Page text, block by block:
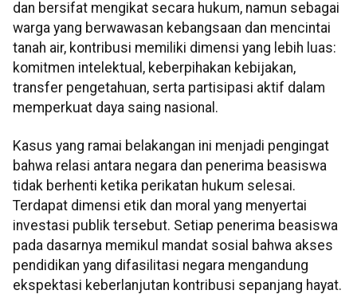
dan bersifat mengikat secara hukum, namun sebagai
warga yang berwawasan kebangsaan dan mencintai
tanah air, kontribusi memiliki dimensi yang lebih luas:
komitmen intelektual, keberpihakan kebijakan,
transfer pengetahuan, serta partisipasi aktif dalam
memperkuat daya saing nasional.
Kasus yang ramai belakangan ini menjadi pengingat
bahwa relasi antara negara dan penerima beasiswa
tidak berhenti ketika perikatan hukum selesai.
Terdapat dimensi etik dan moral yang menyertai
investasi publik tersebut. Setiap penerima beasiswa
pada dasarnya memikul mandat sosial bahwa akses
pendidikan yang difasilitasi negara mengandung
ekspektasi keberlanjutan kontribusi sepanjang hayat.